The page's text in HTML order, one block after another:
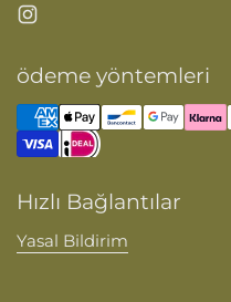
Instagram
ödeme yöntemleri
Hızlı Bağlantılar
Yasal Bildirim